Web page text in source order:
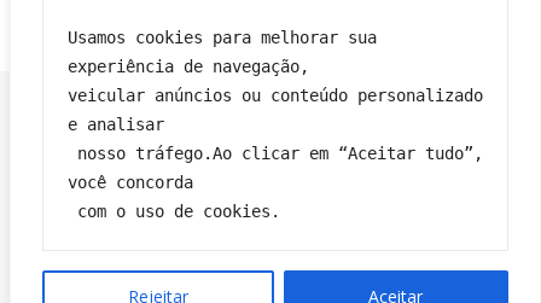
Usamos cookies para melhorar sua
experiência de navegação,
veicular anúncios ou conteúdo personalizado
e analisar
você concorda
com o uso de cookies.
Rejeitar Aceitar
Franciane|Tema Bard por WP Royal.
Política de privacidade
VOLTAR PARA O TOPO